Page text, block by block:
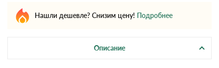
Нашли дешевле? Снизим цену! Подробнее
Описание